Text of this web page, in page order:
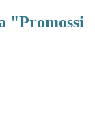
"Promossi